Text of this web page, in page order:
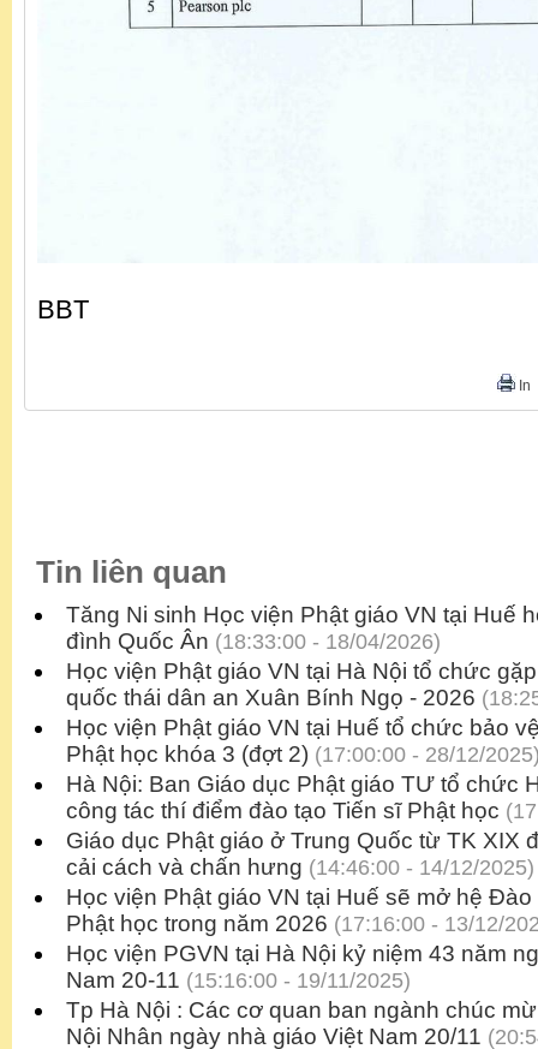
BBT
In
Tin liên quan
Tăng Ni sinh Học viện Phật giáo VN tại Huế
đình Quốc Ân (18:33:00 - 18/04/2026)
Học viện Phật giáo VN tại Hà Nội tổ chức
quốc thái dân an Xuân Bính Ngọ - 2026
Học viện Phật giáo VN tại Huế tổ chức bảo
Phật học khóa 3 (đợt 2) (17:00:00 - 28/12/
Hà Nội: Ban Giáo dục Phật giáo TƯ tổ chức
công tác thí điểm đào tạo Tiến sĩ Phật học
Giáo dục Phật giáo ở Trung Quốc từ TK XIX
cải cách và chấn hưng (14:46:00 - 14/12/2025)
Học viện Phật giáo VN tại Huế sẽ mở hệ
Phật học trong năm 2026 (17:16:00 - 13/12/
Học viện PGVN tại Hà Nội kỷ niệm 43 năm
Nam 20-11 (15:16:00 - 19/11/2025)
Tp Hà Nội : Các cơ quan ban ngành chúc
Nội Nhân ngày nhà giáo Việt Nam 20/11